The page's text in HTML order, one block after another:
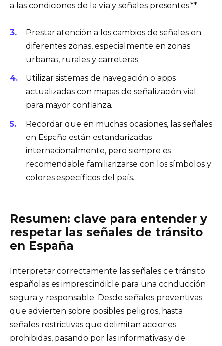
a las condiciones de la vía y señales presentes.**
Prestar atención a los cambios de señales en
diferentes zonas, especialmente en zonas
urbanas, rurales y carreteras.
Utilizar sistemas de navegación o apps
actualizadas con mapas de señalización vial
para mayor confianza.
Recordar que en muchas ocasiones, las señales
en España están estandarizadas
internacionalmente, pero siempre es
recomendable familiarizarse con los símbolos y
colores específicos del país.
Resumen: clave para entender y
respetar las señales de tránsito
en España
Interpretar correctamente las señales de tránsito
españolas es imprescindible para una conducción
segura y responsable. Desde señales preventivas
que advierten sobre posibles peligros, hasta
señales restrictivas que delimitan acciones
prohibidas, pasando por las informativas y de